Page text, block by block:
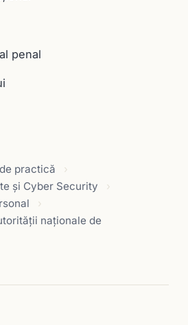
penal
practică
și Cyber Security
naţionale de